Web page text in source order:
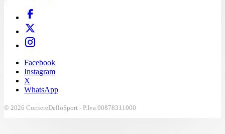
Facebook
Instagram
X
WhatsApp
© 2026 CorriereDelloSport - P.Iva 00878311000